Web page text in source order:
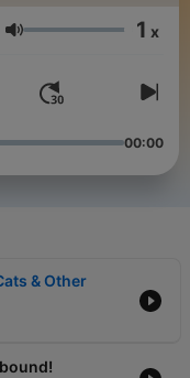
bring their expert
researcher or a
conversations
of science and
Volumen 1 x
00:00
& Other